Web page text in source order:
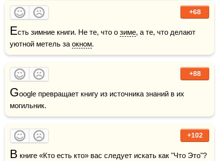
+68
Есть зимние книги. Не те, что о зиме, а те, что делают
уютной метель за окном.
+88
Google превращает книгу из источника знаний в их
могильник.
+102
В книге «Кто есть кто» вас следует искать как "Что Это"?